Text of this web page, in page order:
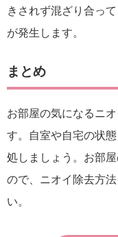
きされず混ざり合っ
が発生します。
まとめ
お部屋の気になるニ
す。自室や自宅の状
処しましょう。お部
ので、ニオイ除去方
い。